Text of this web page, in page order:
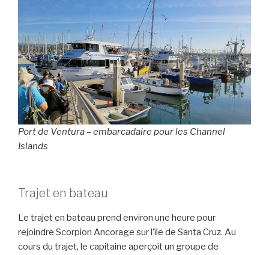
Port de Ventura – embarcadaire pour les Channel
Islands
Trajet en bateau
Le trajet en bateau prend environ une heure pour
rejoindre Scorpion Ancorage sur l’île de Santa Cruz. Au
cours du trajet, le capitaine aperçoit un groupe de